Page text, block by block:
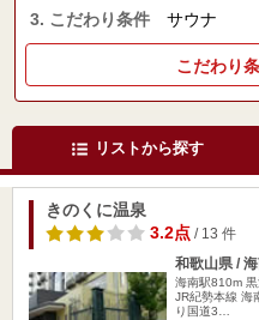
3. こだわり条件 サウナ
こだわり
リストから探す
きのくに温泉
3.2点/ 13 件
和歌山県 /
海南駅810m
JR紀勢本線 海
り国道3…